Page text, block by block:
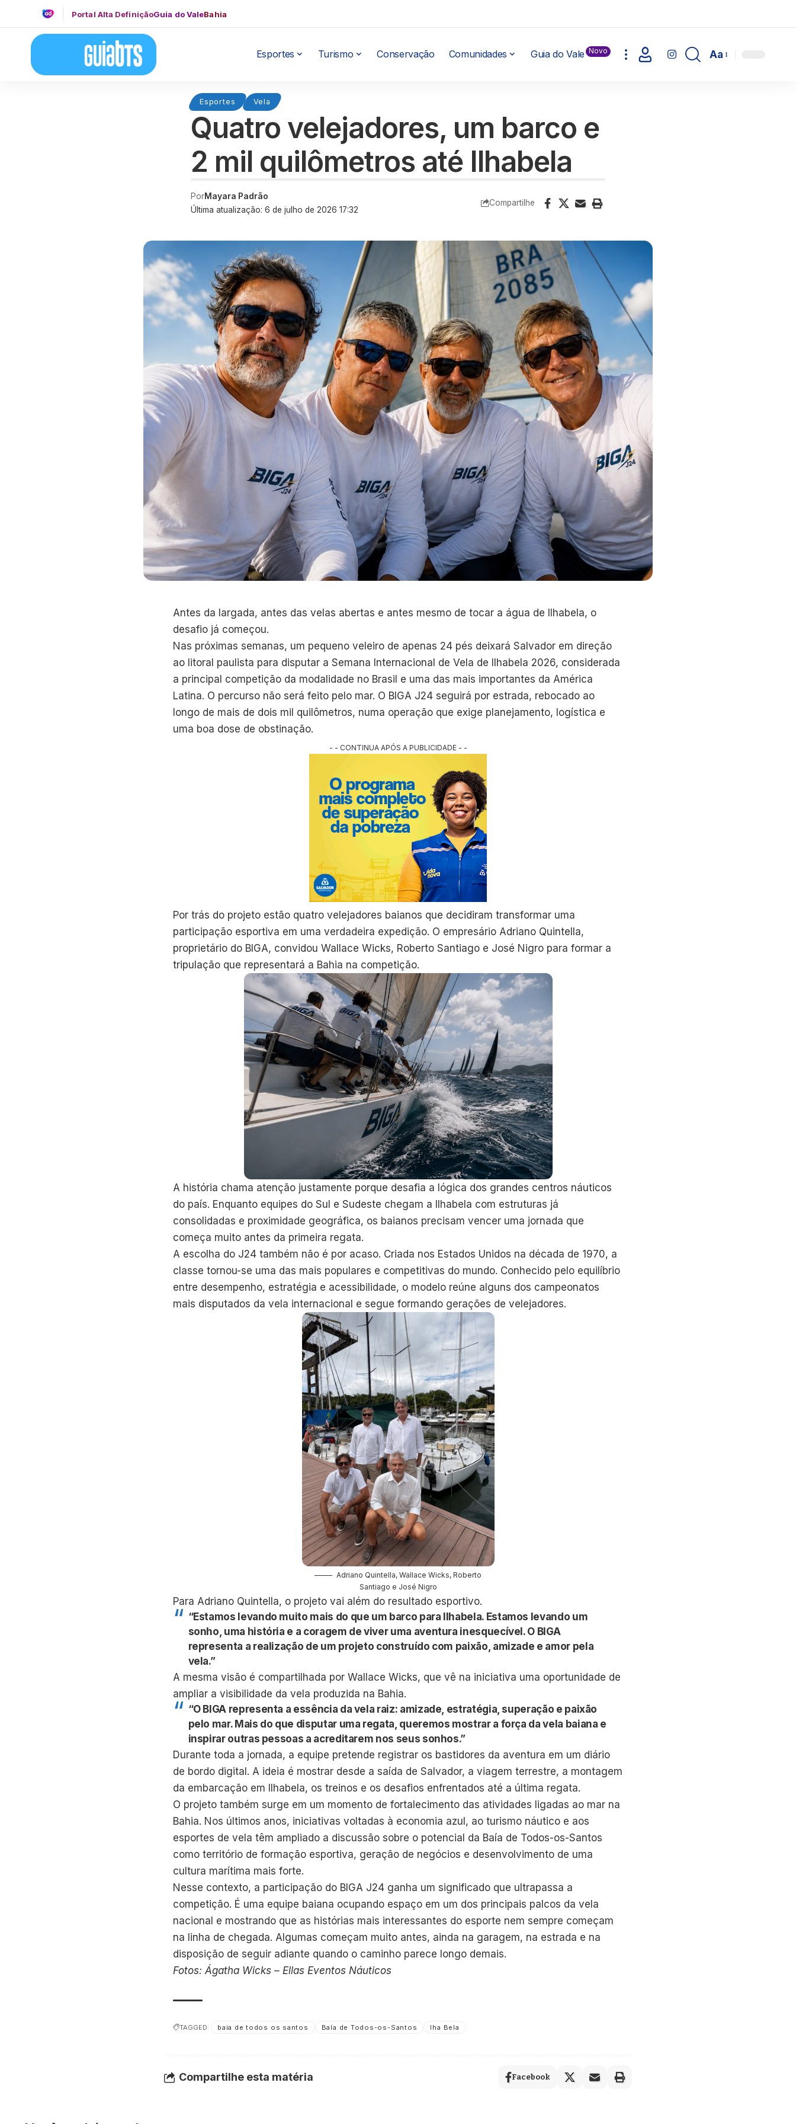
Portal Alta DefiniçãoGuia do ValeBahia
Esportes Turismo Conservação Comunidades Guia do Vale Novo Aa
Esportes Vela
Quatro velejadores, um barco e
2 mil quilômetros até Ilhabela
Última atualização: 6 de julho de 2026 17:32
PorMayara Padrão
Compartilhe
Antes da largada, antes das velas abertas e antes mesmo de tocar a água de Ilhabela, o
desafio já começou.
Nas próximas semanas, um pequeno veleiro de apenas 24 pés deixará Salvador em direção
ao litoral paulista para disputar a Semana Internacional de Vela de Ilhabela 2026, considerada
a principal competição da modalidade no Brasil e uma das mais importantes da América
Latina. O percurso não será feito pelo mar. O BIGA J24 seguirá por estrada, rebocado ao
longo de mais de dois mil quilômetros, numa operação que exige planejamento, logística e
uma boa dose de obstinação.
- - CONTINUA APÓS A PUBLICIDADE - -
Por trás do projeto estão quatro velejadores baianos que decidiram transformar uma
participação esportiva em uma verdadeira expedição. O empresário Adriano Quintella,
proprietário do BIGA, convidou Wallace Wicks, Roberto Santiago e José Nigro para formar a
tripulação que representará a Bahia na competição.
A história chama atenção justamente porque desafia a lógica dos grandes centros náuticos
do país. Enquanto equipes do Sul e Sudeste chegam a Ilhabela com estruturas já
consolidadas e proximidade geográfica, os baianos precisam vencer uma jornada que
começa muito antes da primeira regata.
A escolha do J24 também não é por acaso. Criada nos Estados Unidos na década de 1970, a
classe tornou-se uma das mais populares e competitivas do mundo. Conhecido pelo equilíbrio
entre desempenho, estratégia e acessibilidade, o modelo reúne alguns dos campeonatos
mais disputados da vela internacional e segue formando gerações de velejadores.
Adriano Quintella, Wallace Wicks, Roberto
Santiago e José Nigro
Para Adriano Quintella, o projeto vai além do resultado esportivo.
“Estamos levando muito mais do que um barco para Ilhabela. Estamos levando um
sonho, uma história e a coragem de viver uma aventura inesquecível. O BIGA
representa a realização de um projeto construído com paixão, amizade e amor pela
vela.”
A mesma visão é compartilhada por Wallace Wicks, que vê na iniciativa uma oportunidade de
ampliar a visibilidade da vela produzida na Bahia.
“O BIGA representa a essência da vela raiz: amizade, estratégia, superação e paixão
pelo mar. Mais do que disputar uma regata, queremos mostrar a força da vela baiana e
inspirar outras pessoas a acreditarem nos seus sonhos.”
Durante toda a jornada, a equipe pretende registrar os bastidores da aventura em um diário
de bordo digital. A ideia é mostrar desde a saída de Salvador, a viagem terrestre, a montagem
da embarcação em Ilhabela, os treinos e os desafios enfrentados até a última regata.
O projeto também surge em um momento de fortalecimento das atividades ligadas ao mar na
Bahia. Nos últimos anos, iniciativas voltadas à economia azul, ao turismo náutico e aos
esportes de vela têm ampliado a discussão sobre o potencial da Baía de Todos-os-Santos
como território de formação esportiva, geração de negócios e desenvolvimento de uma
cultura marítima mais forte.
Nesse contexto, a participação do BIGA J24 ganha um significado que ultrapassa a
competição. É uma equipe baiana ocupando espaço em um dos principais palcos da vela
nacional e mostrando que as histórias mais interessantes do esporte nem sempre começam
na linha de chegada. Algumas começam muito antes, ainda na garagem, na estrada e na
disposição de seguir adiante quando o caminho parece longo demais.
Fotos: Ágatha Wicks – Ellas Eventos Náuticos
TAGGED: baia de todos os santos Baía de Todos-os-Santos Iha Bela
Compartilhe esta matéria Facebook